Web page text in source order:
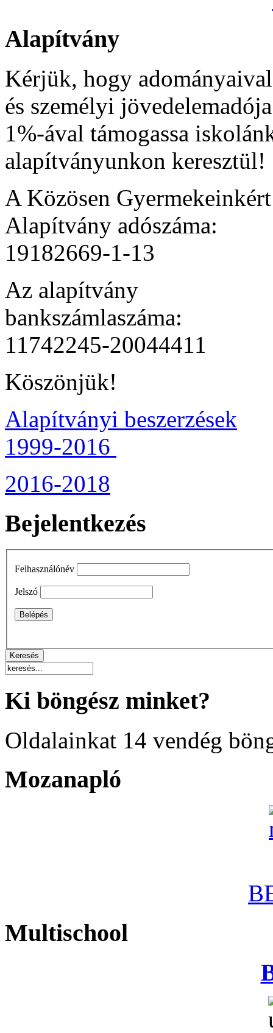
Alapítvány
Kérjük, hogy adományaival
és személyi jövedelemadója
1%-ával támogassa
alapítványunkon keresztül!
A Közösen
Alapítvány adószáma:
19182669-1-13
Az alapítvány
bankszámlaszáma:
11742245-20044411
Köszönjük!
Alapítványi beszerzések
1999-2016
2016-2018
Bejelentkezés
Felhasználónév
Jelszó
Ki böngész minket?
Oldalainkat 14 vendég
Mozanapló
Multischool